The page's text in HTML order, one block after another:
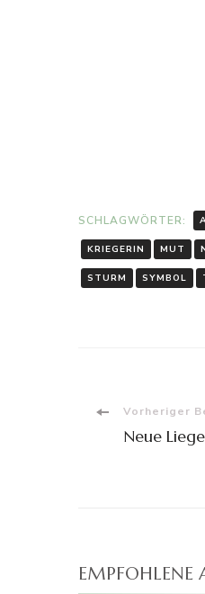
SCHLAGWÖRTER:
KRIEGERIN MUT
STURM SYMBOL
Vorheriger
Neue
EMPFOHLENE